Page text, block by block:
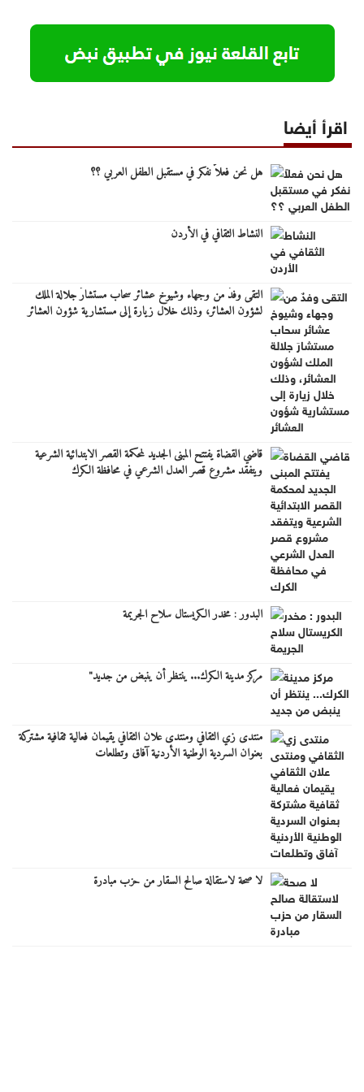
اقرأ أيضا
هل نحن فعلاً نفكر في مستقبل الطفل العربي ؟؟
النشاط الثقافي في الأردن
التقى وفدٌ من وجهاء وشيوخ عشائر سحاب مستشارَ جلالة الملك
لشؤون العشائر، وذلك خلال زيارة إلى مستشارية شؤون العشائر
قاضي القضاة يفتتح المبنى الجديد لمحكمة القصر الابتدائية الشرعية
ويتفقد مشروع قصر العدل الشرعي في محافظة الكرك
البدور : مخدر الكريستال سلاح الجريمة
مركز مدينة الكرك... ينتظر أن ينبض من جديد"
منتدى زي الثقافي ومنتدى علان الثقافي يقيمان فعالية ثقافية مشتركة
بعنوان السردية الوطنية الأردنية آفاق وتطلعات
لا صحة لاستقالة صالح السقار من حزب مبادرة